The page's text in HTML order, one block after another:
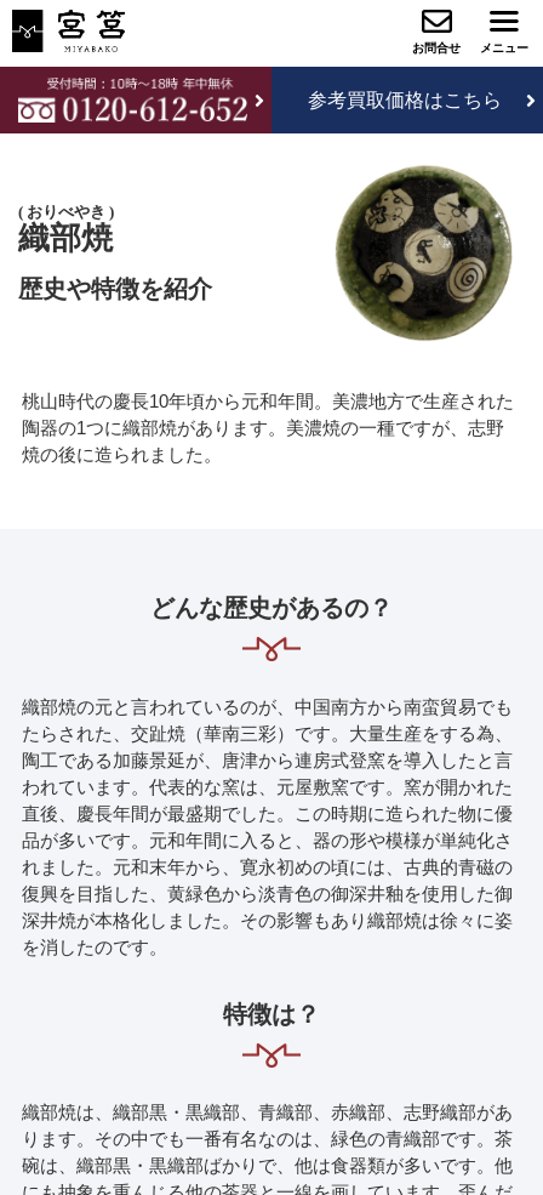
参考買取価格はこちら
織部焼
おりべやき
歴史や特徴を紹介
桃山時代の慶長10年頃から元和年間。美濃地方で生産された
陶器の1つに織部焼があります。美濃焼の一種ですが、志野
焼の後に造られました。
どんな歴史があるの？
織部焼の元と言われているのが、中国南方から南蛮貿易でも
たらされた、交趾焼（華南三彩）です。大量生産をする為、
陶工である加藤景延が、唐津から連房式登窯を導入したと言
われています。代表的な窯は、元屋敷窯です。窯が開かれた
直後、慶長年間が最盛期でした。この時期に造られた物に優
品が多いです。元和年間に入ると、器の形や模様が単純化さ
れました。元和末年から、寛永初めの頃には、古典的青磁の
復興を目指した、黄緑色から淡青色の御深井釉を使用した御
深井焼が本格化しました。その影響もあり織部焼は徐々に姿
を消したのです。
特徴は？
織部焼は、織部黒・黒織部、青織部、赤織部、志野織部があ
ります。その中でも一番有名なのは、緑色の青織部です。茶
碗は、織部黒・黒織部ばかりで、他は食器類が多いです。他